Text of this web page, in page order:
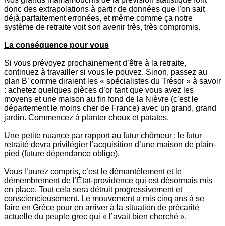
donc des extrapolations à partir de données que l’on sait
déjà parfaitement erronées, et même comme ça notre
système de retraite voit son avenir très, très compromis.
La conséquence pour vous
Si vous prévoyez prochainement d’être à la retraite,
continuez à travailler si vous le pouvez. Sinon, passez au
plan B’ comme diraient les « spécialistes du Trésor » à savoir
: achetez quelques pièces d’or tant que vous avez les
moyens et une maison au fin fond de la Nièvre (c’est le
département le moins cher de France) avec un grand, grand
jardin. Commencez à planter choux et patates.
Une petite nuance par rapport au futur chômeur : le futur
retraité devra privilégier l’acquisition d’une maison de plain-
pied (future dépendance oblige).
Vous l’aurez compris, c’est le démantèlement et le
démembrement de l’État-providence qui est désormais mis
en place. Tout cela sera détruit progressivement et
consciencieusement. Le mouvement a mis cinq ans à se
faire en Grèce pour en arriver à la situation de précarité
actuelle du peuple grec qui « l’avait bien cherché ».